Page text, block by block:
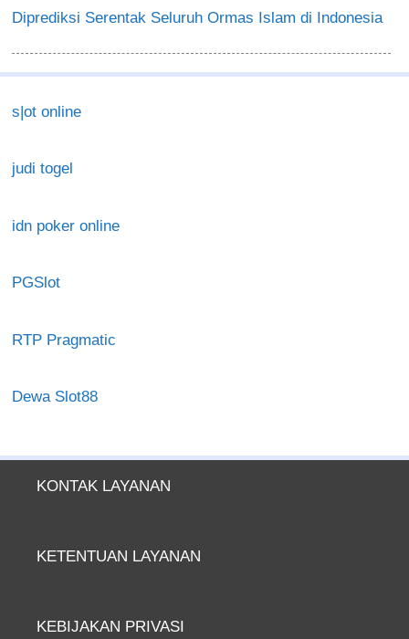
Diprediksi Serentak Seluruh Ormas Islam di Indonesia
s|ot online
judi togel
idn poker online
PGSlot
RTP Pragmatic
Dewa Slot88
KONTAK LAYANAN
KETENTUAN LAYANAN
KEBIJAKAN PRIVASI